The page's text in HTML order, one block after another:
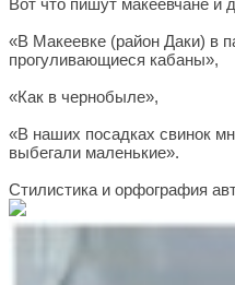
Вот что пишут макеевчане и
«В Макеевке (район Даки) в
прогуливающиеся кабаны»,
«Как в чернобыле»,
«В наших посадках свинок
выбегали маленькие».
Стилистика и орфография